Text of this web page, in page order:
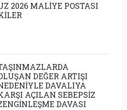
2026 MALİYE POSTASI
DEĞER ARTIŞI
DAVALIYA
AÇILAN SEBEPSİZ
DAVASI